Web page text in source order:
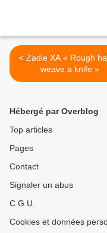
< Zadie XA « Rough hands
weave a knife »
Hébergé par Overblog
Top articles
Pages
Contact
Signaler un abus
C.G.U.
Cookies et données